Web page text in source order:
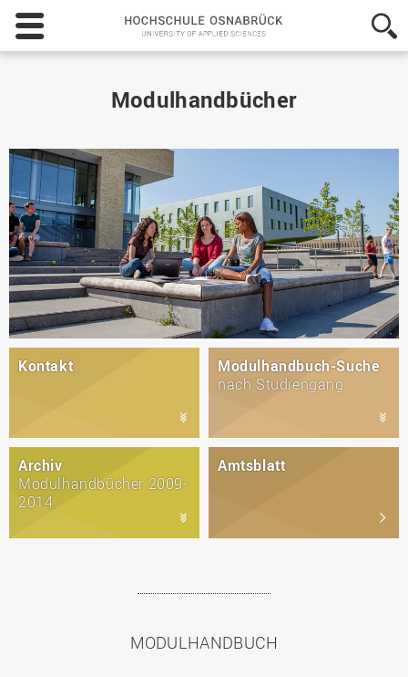
Hochschule
Osnabrück
-
Modulhandbücher
Kontakt
Modulhandbuch-Suche
nach Studiengang
Archiv
Modulhandbücher 2009-
2014
Amtsblatt
MODULHANDBUCH